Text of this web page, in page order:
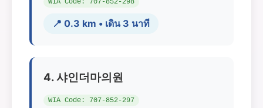
WIA Code: 707-852-298
📍 0.3 km • เดิน 3 นาที
4. 샤인더마의원
WIA Code: 707-852-297